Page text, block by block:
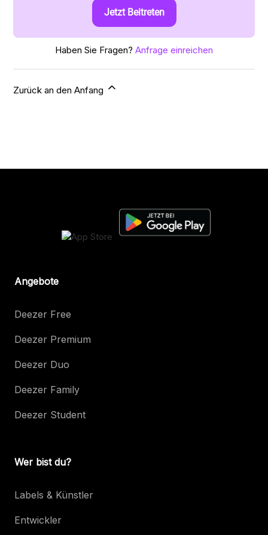
Jetzt Beitreten
Haben Sie Fragen? Anfrage einreichen
Zurück an den Anfang
Angebote
Deezer Free
Deezer Premium
Deezer Duo
Deezer Family
Deezer Student
Wer bist du?
Labels & Künstler
Entwickler